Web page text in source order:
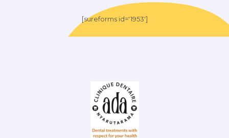
[sureforms id='1953']